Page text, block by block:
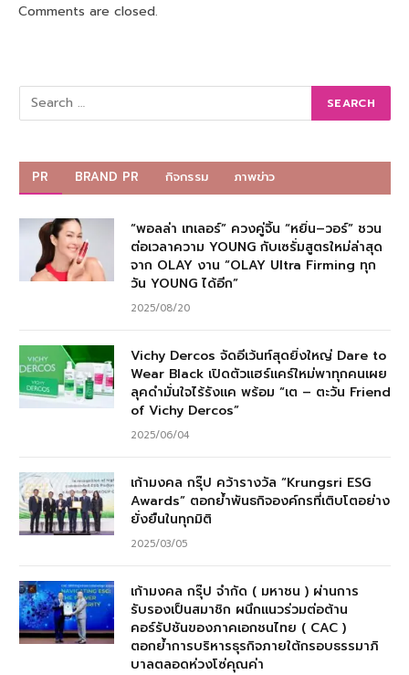
Comments are closed.
PR BRAND PR กิจกรรม ภาพข่าว
“พอลล่า เทเลอร์” ควงคู่จิ้น “หยิ่น–วอร์” ชวน
ต่อเวลาความ YOUNG กับเซรั่มสูตรใหม่ล่าสุด
จาก OLAY งาน “OLAY Ultra Firming ทุก
วัน YOUNG ได้อีก”
2025/08/20
Vichy Dercos จัดอีเว้นท์สุดยิ่งใหญ่ Dare to
Wear Black เปิดตัวแฮร์แคร์ใหม่พาทุกคนเผย
ลุคดำมั่นใจไร้รังแค พร้อม “เต – ตะวัน Friend
of Vichy Dercos”
2025/06/04
เก้ามงคล กรุ๊ป คว้ารางวัล “Krungsri ESG
Awards” ตอกย้ำพันธกิจองค์กรที่เติบโตอย่าง
ยั่งยืนในทุกมิติ
2025/03/05
เก้ามงคล กรุ๊ป จำกัด ( มหาชน ) ผ่านการ
รับรองเป็นสมาชิก ผนึกแนวร่วมต่อต้าน
คอร์รัปชันของภาคเอกชนไทย ( CAC )
ตอกย้ำการบริหารธุรกิจภายใต้กรอบธรรมาภิ
บาลตลอดห่วงโซ่คุณค่า